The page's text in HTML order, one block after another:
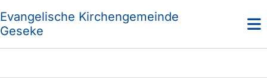
Evangelische Kirchengemeinde
Geseke